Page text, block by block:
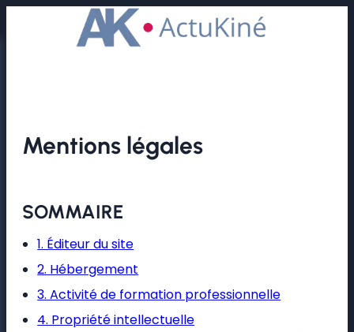
Mentions légales
SOMMAIRE
1. Éditeur du site
2. Hébergement
3. Activité de formation professionnelle
4. Propriété intellectuelle